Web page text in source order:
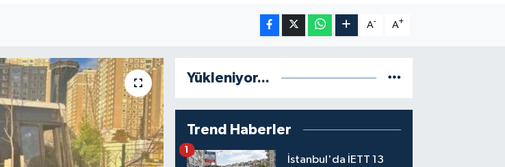
A- A+
Yükleniyor...
Trend Haberler
İstanbul'da İETT 13
1